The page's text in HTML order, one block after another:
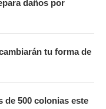
daños por
tu forma de
de 500 colonias este